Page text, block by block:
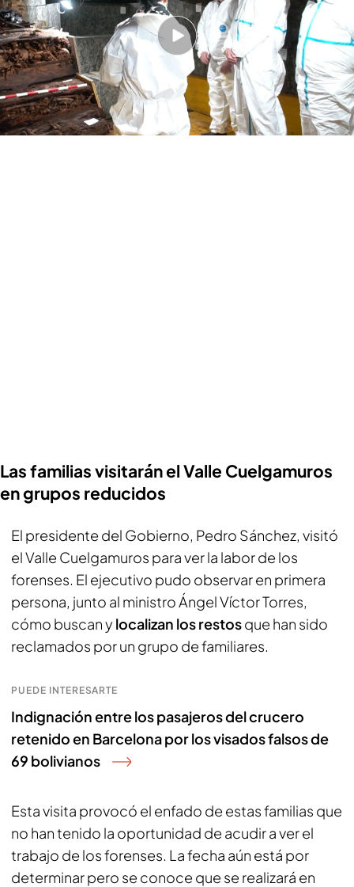
Las familias visitarán el Valle Cuelgamuros
en grupos reducidos
El presidente del Gobierno, Pedro Sánchez, visitó
el Valle Cuelgamuros para ver la labor de los
forenses. El ejecutivo pudo observar en primera
persona, junto al ministro Ángel Víctor Torres,
cómo buscan y localizan los restosque han sido
reclamados por un grupo de familiares.
PUEDE INTERESARTE
Indignación entre los pasajeros del crucero
retenido en Barcelona por los visados falsos de
69 bolivianos
Esta visita provocó el enfado de estas familias que
no han tenido la oportunidad de acudir a ver el
trabajo de los forenses. La fecha aún está por
determinar pero se conoce que se realizará en